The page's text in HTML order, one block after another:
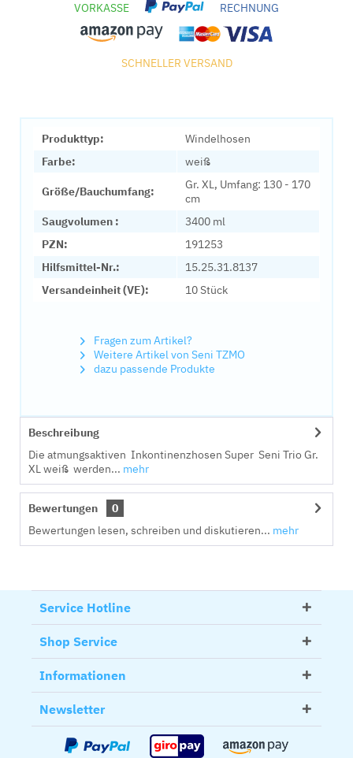
VORKASSE RECHNUNG
SCHNELLER VERSAND
Produkttyp:
Windelhosen
Farbe:
weiß
Größe/Bauchumfang:
Gr. XL, Umfang: 130 - 170
cm
Saugvolumen :
3400 ml
PZN:
191253
Hilfsmittel-Nr.:
15.25.31.8137
Versandeinheit (VE):
10 Stück
Fragen zum Artikel?
Weitere Artikel von Seni TZMO
dazu passende Produkte
Beschreibung
Die atmungsaktiven Inkontinenzhosen Super Seni Trio Gr.
XL weiß werden... mehr
Bewertungen
0
Bewertungen lesen, schreiben und diskutieren... mehr
Service Hotline
Shop Service
Informationen
Newsletter